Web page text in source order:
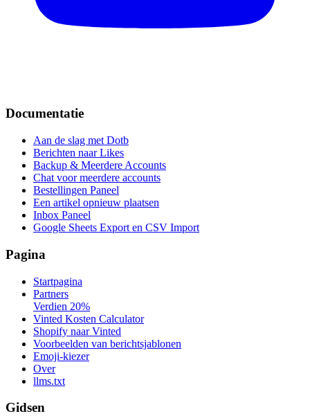
Documentatie
Aan de slag met Dotb
Berichten naar Likes
Backup & Meerdere Accounts
Chat voor meerdere accounts
Bestellingen Paneel
Een artikel opnieuw plaatsen
Inbox Paneel
Google Sheets Export en CSV Import
Pagina
Startpagina
Partners
Verdien 20%
Vinted Kosten Calculator
Shopify naar Vinted
Voorbeelden van berichtsjablonen
Emoji-kiezer
Over
llms.txt
Gidsen